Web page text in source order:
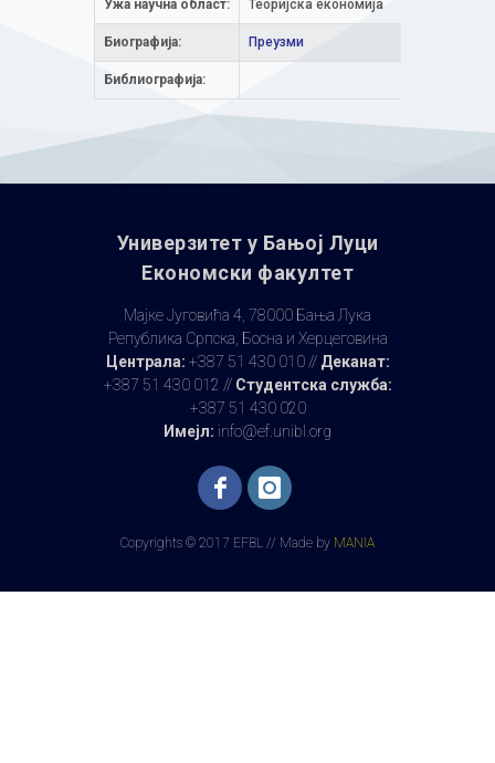
Ужа научна облaст: Теоријска економија
Биографија: Преузми
Библиографија:
Универзитет у Бањoj Луци
Економски факултет
Мајке Југовића 4, 78000 Бања Лука
Република Српска, Босна и Херцеговина
Централа: +387 51 430 010 // Деканат:
+387 51 430 012 // Студентска служба:
+387 51 430 020
Имејл: info@ef.unibl.org
Copyrights © 2017 EFBL // Made by MANIA